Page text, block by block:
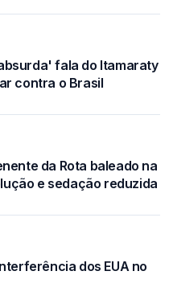
fala do Itamaraty
contra o Brasil
da Rota baleado na
e sedação reduzida
dos EUA no